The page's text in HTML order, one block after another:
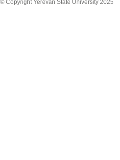
© Copyright Yerevan State University 2025